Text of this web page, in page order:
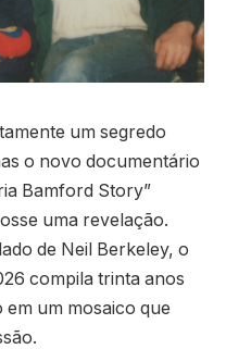
um segredo
o novo documentário
Bamford Story”
uma revelação.
de Neil Berkeley, o
compila trinta anos
um mosaico que